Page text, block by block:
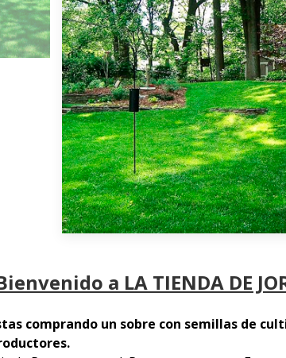
a LA TIENDA DE
comprando un sobre con semillas de